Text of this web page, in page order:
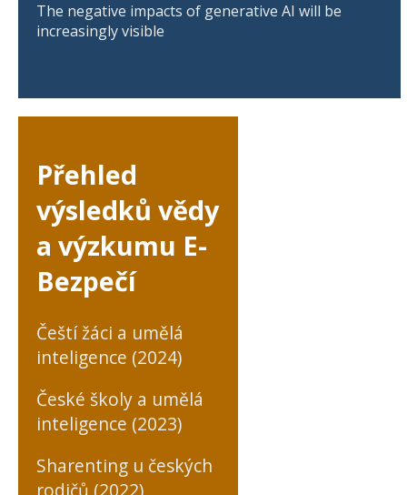
The negative impacts of generative AI will be
increasingly visible
Přehled
výsledků vědy
a výzkumu E-
Bezpečí
Čeští žáci a umělá
inteligence (2024)
České školy a umělá
inteligence (2023)
Sharenting u českých